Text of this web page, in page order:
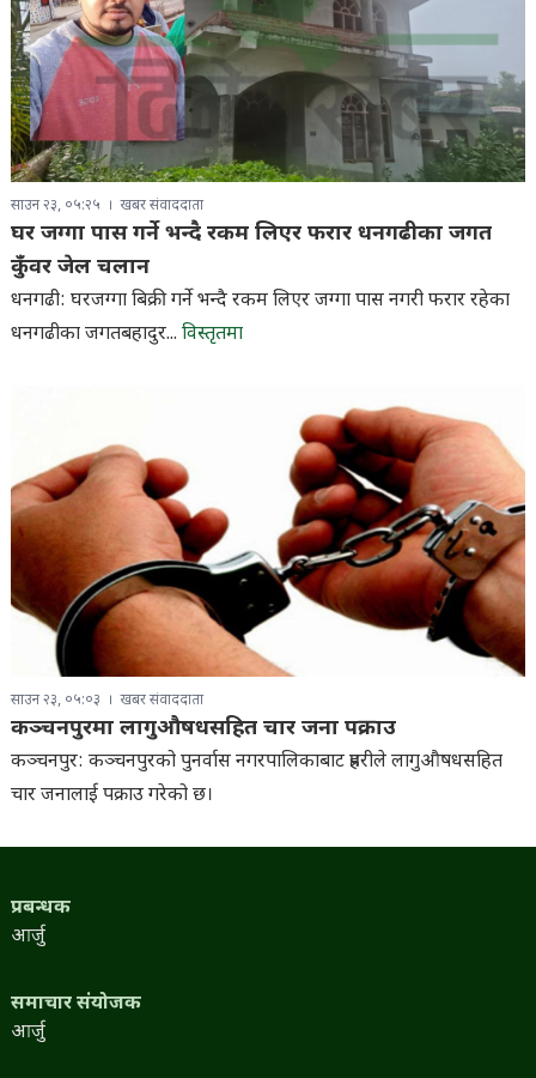
साउन २३, ०५:२५ खबर संवाददाता
घर जग्गा पास गर्ने भन्दै रकम लिएर फरार धनगढीका जगत
कुँवर जेल चलान
धनगढी: घरजग्गा बिक्री गर्ने भन्दै रकम लिएर जग्गा पास नगरी फरार रहेका
धनगढीका जगतबहादुर... विस्तृतमा
साउन २३, ०५:०३ खबर संवाददाता
कञ्चनपुरमा लागुऔषधसहित चार जना पक्राउ
कञ्चनपुर: कञ्चनपुरको पुनर्वास नगरपालिकाबाट प्रहरीले लागुऔषधसहित
चार जनालाई पक्राउ गरेको छ।
प्रबन्धक
आर्जु
समाचार संयोजक
आर्जु